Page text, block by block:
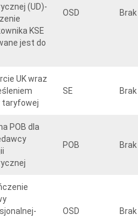
(UD)-
KSE
jest do
OSD Brak
UK wraz
taryfowej
SE Brak
POB dla
POB Brak
OSD Brak